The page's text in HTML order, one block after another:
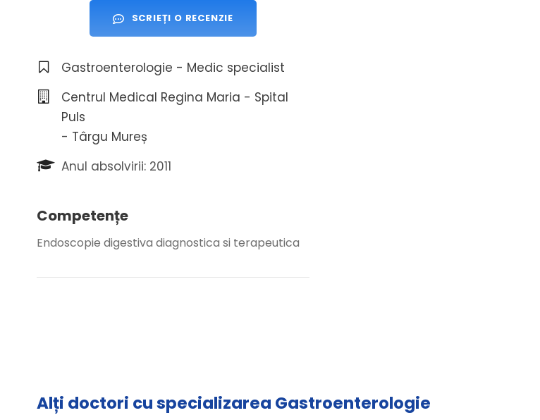
SCRIEȚI O RECENZIE
Gastroenterologie - Medic specialist
Centrul Medical Regina Maria - Spital
Puls
- Târgu Mureș
Anul absolvirii: 2011
Competențe
Endoscopie digestiva diagnostica si terapeutica
Alți doctori cu specializarea Gastroenterologie